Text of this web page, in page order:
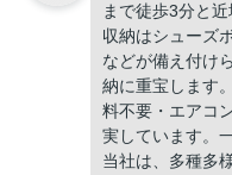
まで徒歩3分と
収納はシューズ
などが備え付け
納に重宝します
料不要・エアコ
実しています。
当社は、多種多